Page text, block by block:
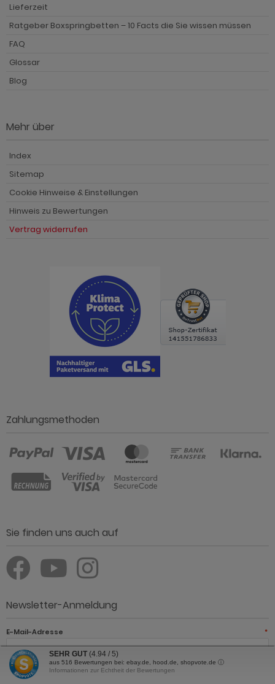
Lieferzeit
Ratgeber Boxspringbetten – 10 Facts die Sie wissen müssen
FAQ
Glossar
Blog
Mehr über
Index
Sitemap
Cookie Hinweise & Einstellungen
Hinweis zu Bewertungen
Vertrag widerrufen
Zahlungsmethoden
Sie finden uns auch auf
Newsletter-Anmeldung
E-Mail-Adresse *
JETZT ANMELDEN
SEHR GUT (4.94 / 5)
aus 516 Bewertungen bei: ebay.de, hood.de, shopvote.de ⓘ
Informationen zur Echtheit der Bewertungen